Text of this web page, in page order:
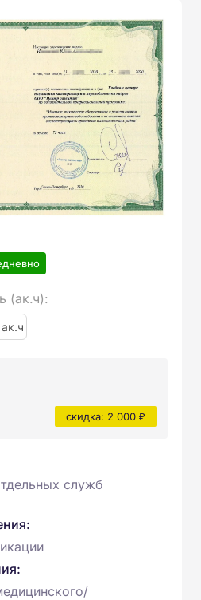
(ак.ч):
скидка: 2 000 ₽
служб